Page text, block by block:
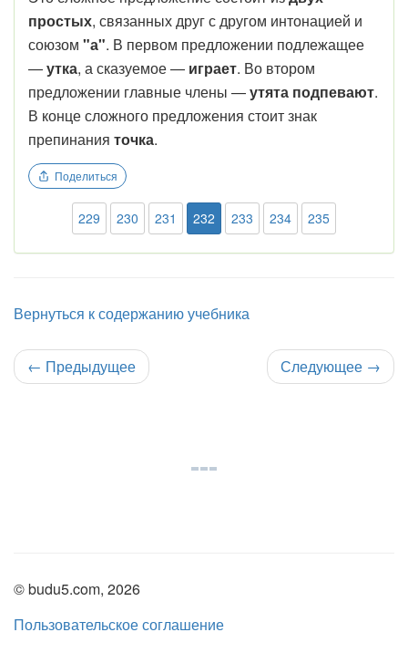
простых, связанных друг с другом интонацией и
союзом "а". В первом предложении подлежащее
—утка, а сказуемое — играет. Во втором
предложении главные члены —утята подпевают.
В конце сложного предложения стоит знак
препинания точка.
Поделиться
229 230 231 232 233 234 235
Вернуться к содержанию учебника
← Предыдущее Следующее →
© budu5.com, 2026
Пользовательское соглашение